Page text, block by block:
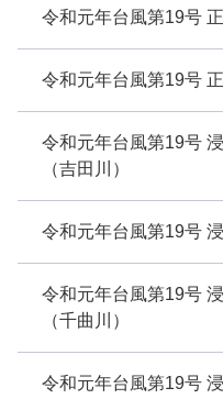
令和元年台風第19号
令和元年台風第19号
令和元年台風第19号
（吉田川）
令和元年台風第19号
令和元年台風第19号
（千曲川）
令和元年台風第19号